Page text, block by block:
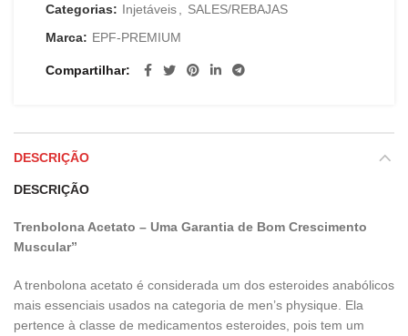
Categorias: Injetáveis
SALES/REBAJAS
Marca: EPF-PREMIUM
Compartilhar
DESCRIÇÃO
DESCRIÇÃO
Trenbolona Acetato – Uma Garantia de Bom Crescimento
Muscular”
A trenbolona acetato é considerada um dos esteroides anabólicos
mais essenciais usados na categoria de men’s physique. Ela
pertence à classe de medicamentos esteroides, pois tem um